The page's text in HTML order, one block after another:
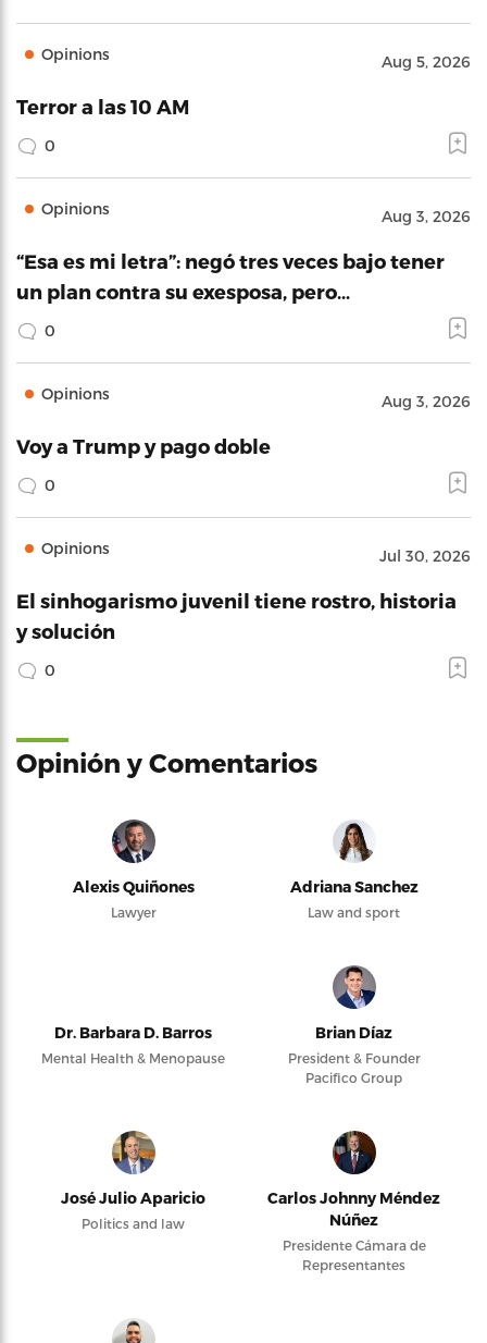
Opinions Aug 5, 2026
Terror a las 10 AM
0
Opinions Aug 3, 2026
“Esa es mi letra”: negó tres veces bajo tener
un plan contra su exesposa, pero…
0
Opinions Aug 3, 2026
Voy a Trump y pago doble
0
Opinions Jul 30, 2026
El sinhogarismo juvenil tiene rostro, historia
y solución
0
Opinión y Comentarios
Alexis Quiñones
Lawyer
Adriana Sanchez
Law and sport
Dr. Barbara D. Barros
Mental Health & Menopause
Brian Díaz
President & Founder
Pacifico Group
José Julio Aparicio
Politics and law
Carlos Johnny Méndez
Núñez
Presidente Cámara de
Representantes